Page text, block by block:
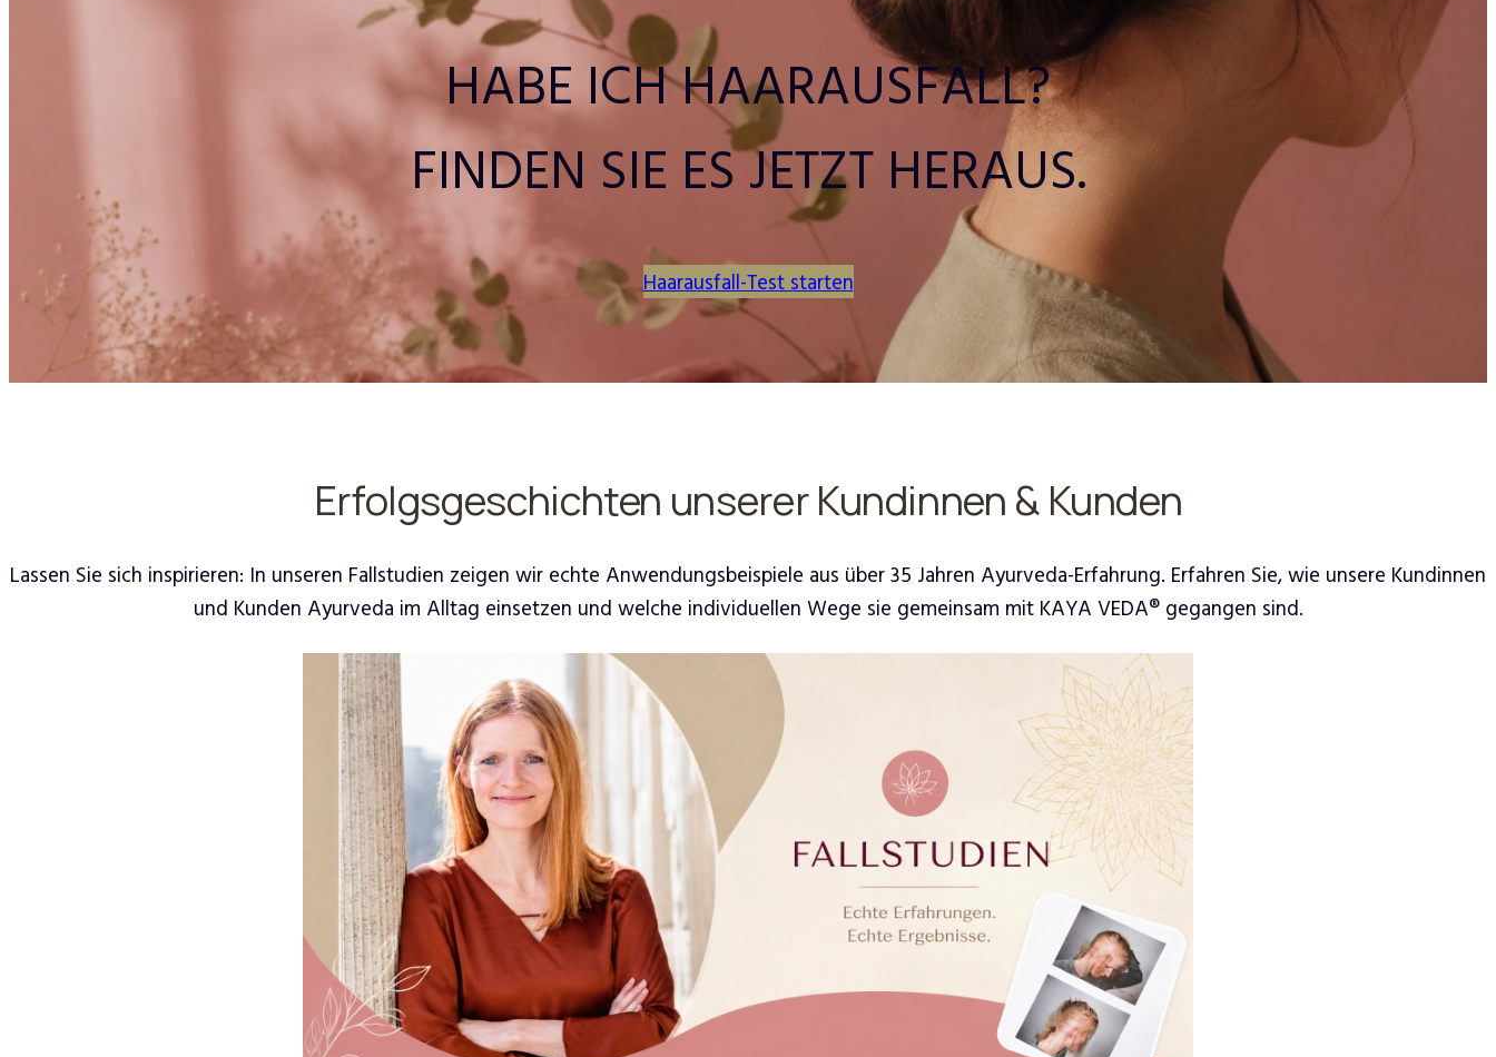
HABE ICH HAARAUSFALL?
FINDEN SIE ES JETZT HERAUS.
Haarausfall-Test starten
Erfolgsgeschichten unserer Kundinnen & Kunden
Lassen Sie sich inspirieren: In unseren Fallstudien zeigen wir echte Anwendungsbeispiele aus über 35 Jahren Ayurveda-Erfahrung. Erfahren Sie, wie unsere Kundinnen
und Kunden Ayurveda im Alltag einsetzen und welche individuellen Wege sie gemeinsam mit KAYA VEDA® gegangen sind.